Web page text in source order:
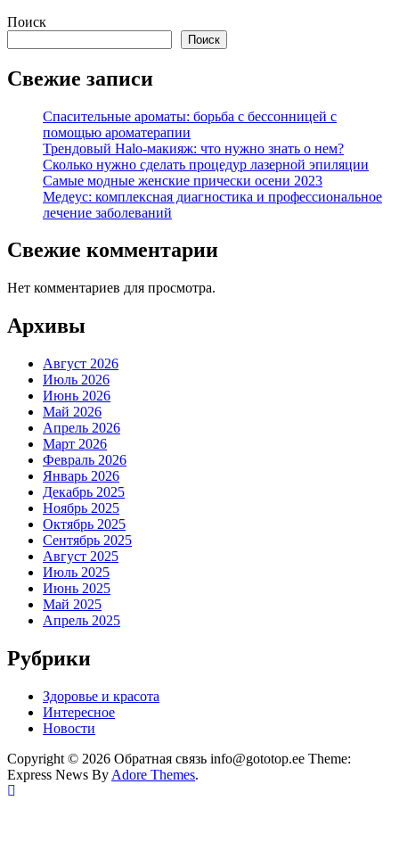
Поиск
Поиск
Свежие записи
Спасительные ароматы: борьба с бессонницей с
помощью ароматерапии
Трендовый Halo-макияж: что нужно знать о нем?
Сколько нужно сделать процедур лазерной эпиляции
Самые модные женские прически осени 2023
Медеус: комплексная диагностика и профессиональное
лечение заболеваний
Свежие комментарии
Нет комментариев для просмотра.
Архивы
Август 2026
Июль 2026
Июнь 2026
Май 2026
Апрель 2026
Март 2026
Февраль 2026
Январь 2026
Декабрь 2025
Ноябрь 2025
Октябрь 2025
Сентябрь 2025
Август 2025
Июль 2025
Июнь 2025
Май 2025
Апрель 2025
Рубрики
Здоровье и красота
Интересное
Новости
Copyright © 2026 Обратная связь info@gototop.ee Theme:
Express News By Adore Themes.